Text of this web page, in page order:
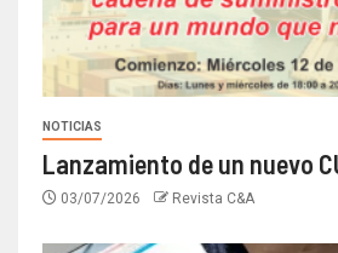
NOTICIAS
Lanzamiento de un nuevo
03/07/2026 Revista C&A